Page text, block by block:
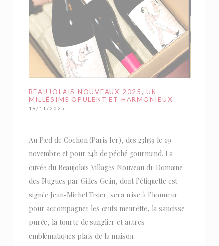
BEAUJOLAIS NOUVEAUX 2025, UN
MILLÉSIME OPULENT ET HARMONIEUX
19/11/2025
Au Pied de Cochon (Paris Ier), dès 23h59 le 19
novembre et pour 24h de péché gourmand. La
cuvée du Beaujolais Villages Nouveau du Domaine
des Nugues par Gilles Gelin, dont l’étiquette est
signée Jean-Michel Tixier, sera mise à l’honneur
pour accompagner les œufs meurette, la saucisse
purée, la tourte de sanglier et autres
emblématiques plats de la maison.